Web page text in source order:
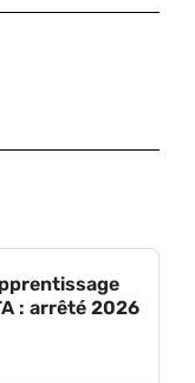
: arrêté 2026